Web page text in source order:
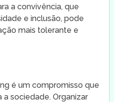
a convivência, que
e inclusão, pode
mais tolerante e
é um compromisso que
sociedade. Organizar